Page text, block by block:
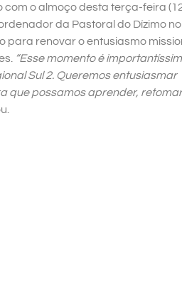
o almoço desta terça-feira
da Pastoral do Dízimo no
para renovar o entusiasmo
“Esse momento é
Sul 2. Queremos entusiasmar
que possamos aprender, retomar